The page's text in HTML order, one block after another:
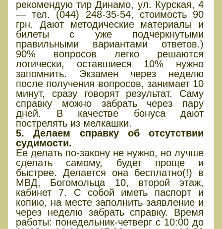
рекомендую тир Динамо, ул. Курская, 4
— тел. (044) 248-35-54, стоимость 90
грн. Дают методические материалы и
билеты с уже подчеркнутыми
правильными вариантами ответов.)
90% вопросов легко решаются
логически, оставшиеся 10% нужно
запомнить. Экзамен через неделю
после получения вопросов, занимает 10
минут, сразу говорят результат. Саму
справку можно забрать через пару
дней. В качестве бонуса дают
пострелять из мелкашки.
5. Делаем справку об отсутствии
судимости.
Ее делать по-закону не нужно, но лучше
сделать самому, будет проще и
быстрее. Делается она бесплатно(!) в
МВД, Богомольца 10, второй этаж,
кабинет 7. С собой иметь паспорт и
копию, на месте заполнить заявление и
через неделю забрать справку. Время
работы: понедельник-четверг с 10:00 до